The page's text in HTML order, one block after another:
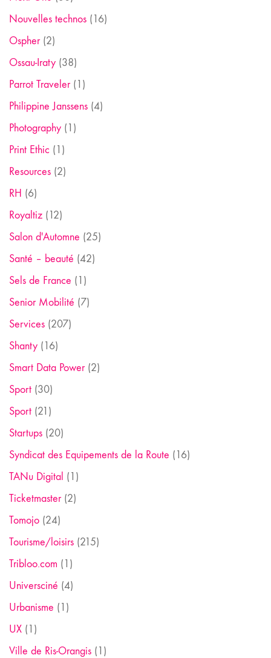
Nouvelles technos (16)
Ospher(2)
Ossau-Iraty (38)
Parrot Traveler(1)
Philippine Janssens (4)
Photography (1)
Print Ethic (1)
Resources (2)
RH (6)
Royaltiz (12)
Salon d'Automne (25)
Santé – beauté (42)
Sels de France (1)
Senior Mobilité (7)
Services (207)
Shanty (16)
Smart Data Power(2)
Sport (30)
Sport (21)
Startups (20)
Syndicat des Equipements de la Route (16)
TANu Digital (1)
Ticketmaster(2)
Tomojo (24)
Tourisme/loisirs (215)
Tribloo.com (1)
Universciné (4)
Urbanisme (1)
UX (1)
Ville de Ris-Orangis (1)